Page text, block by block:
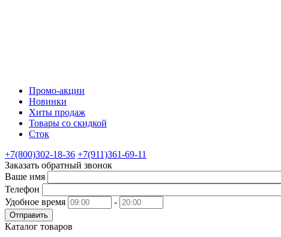
Промо-акции
Новинки
Хиты продаж
Товары со скидкой
Сток
+7(800)302-18-36 +7(911)361-69-11
Заказать обратный звонок
Ваше имя
Телефон
Удобное время
-
Отправить
Каталог товаров